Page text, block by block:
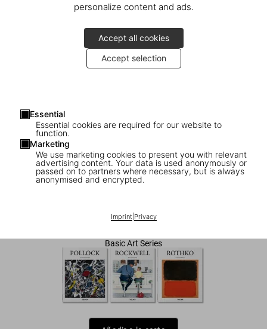
personalize content and ads.
Accept all cookies
Accept selection
Essential
Essential cookies are required for our website to
function.
Marketing
We use marketing cookies to present you with relevant
advertising content. Your data is used anonymously or
passed on to partners where necessary, but is always
anonymised and encrypted.
Imprint| Privacy
1/7
US$ 20
Basic Art Series